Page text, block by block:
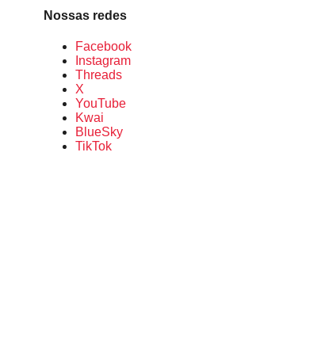
Nossas redes
Facebook
Instagram
Threads
X
YouTube
Kwai
BlueSky
TikTok